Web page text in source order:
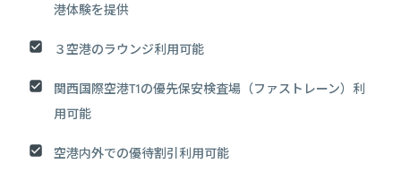
港体験を提供
３空港のラウンジ利用可能
関西国際空港T1の優先保安検査場（ファストレーン）利
用可能
空港内外での優待割引利用可能